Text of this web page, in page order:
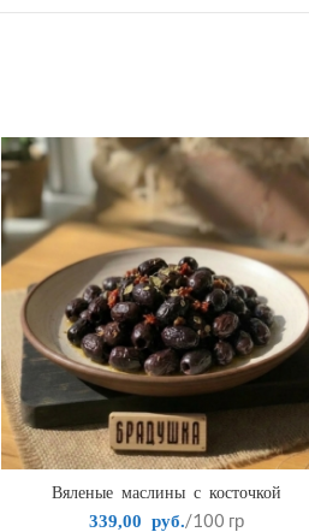
Вяленые маслины с косточкой
339,00 руб. /100 гр